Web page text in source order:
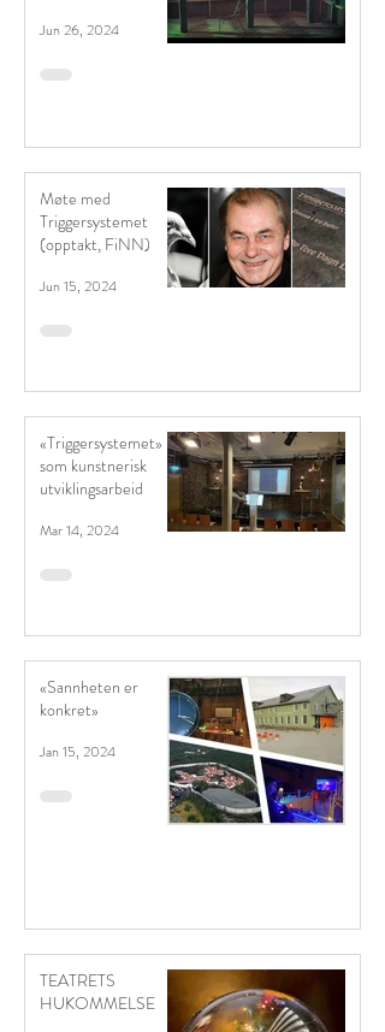
Jun 26, 2024
Møte med
Triggersystemet
(opptakt, FiNN)
Jun 15, 2024
«Triggersystemet»
som kunstnerisk
utviklingsarbeid
Mar 14, 2024
«Sannheten er
konkret»
Jan 15, 2024
TEATRETS
HUKOMMELSE